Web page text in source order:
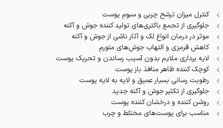
کنترل میزان ترشح چربی و سبوم پوست
جلوگیری از تجمع باکتری‌های تولید کننده جوش و آکنه
موثر در درمان انواع لک و آثار ناشی از جوش و آکنه
کاهش قرمزی و التهاب جوش‌های متورم
لایه برداری ملایم بدون آسیب رساندن و تحریک پوست
کوچک کننده ظاهر منافذ باز پوست
رطوبت رسانی بسیار عمیق و لایه به لایه پوست
جلوگیری از تکثیر جوش و آکنه جدید
روشن کننده و درخشان کننده پوست
مناسب برای پوست‌های مختلط و چرب